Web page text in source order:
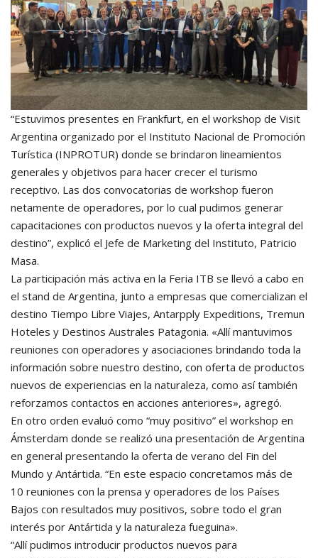
“Estuvimos presentes en Frankfurt, en el workshop de Visit
Argentina organizado por el Instituto Nacional de Promoción
Turística (INPROTUR) donde se brindaron lineamientos
generales y objetivos para hacer crecer el turismo
receptivo. Las dos convocatorias de workshop fueron
netamente de operadores, por lo cual pudimos generar
capacitaciones con productos nuevos y la oferta integral del
destino”, explicó el Jefe de Marketing del Instituto, Patricio
Masa.
La participación más activa en la Feria ITB se llevó a cabo en
el stand de Argentina, junto a empresas que comercializan el
destino Tiempo Libre Viajes, Antarpply Expeditions, Tremun
Hoteles y Destinos Australes Patagonia. «Allí mantuvimos
reuniones con operadores y asociaciones brindando toda la
información sobre nuestro destino, con oferta de productos
nuevos de experiencias en la naturaleza, como así también
reforzamos contactos en acciones anteriores», agregó.
En otro orden evaluó como “muy positivo” el workshop en
Ámsterdam donde se realizó una presentación de Argentina
en general presentando la oferta de verano del Fin del
Mundo y Antártida. “En este espacio concretamos más de
10 reuniones con la prensa y operadores de los Países
Bajos con resultados muy positivos, sobre todo el gran
interés por Antártida y la naturaleza fueguina».
“Allí pudimos introducir productos nuevos para